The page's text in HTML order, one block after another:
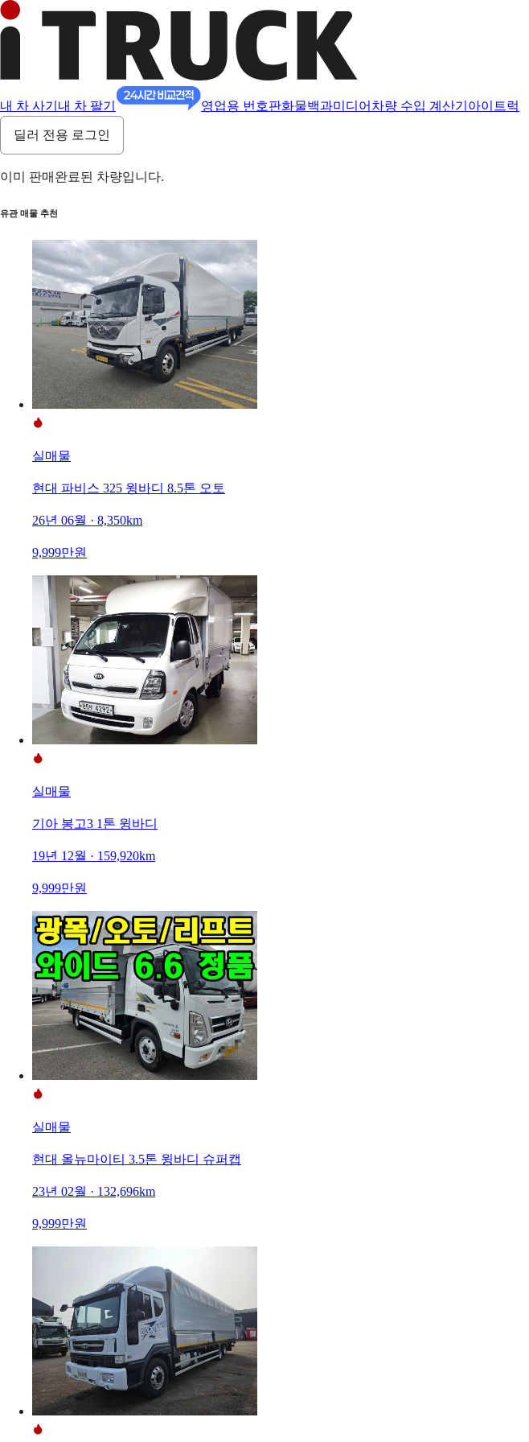
내 차 사기 내 차 팔기 영업용 번호판화물백과미디어 차량 수입 계산기 아이트럭
딜러 전용 로그인
이미 판매완료된 차량입니다.
유관 매물 추천
실매물
현대 파비스 325 윙바디 8.5톤 오토
26년 06월 · 8,350km
9,999만원
실매물
기아 봉고3 1톤 윙바디
19년 12월 · 159,920km
9,999만원
실매물
현대 올뉴마이티 3.5톤 윙바디 슈퍼캡
23년 02월 · 132,696km
9,999만원